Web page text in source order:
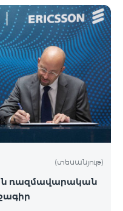
(տեսանյութ)
ռազմավարական